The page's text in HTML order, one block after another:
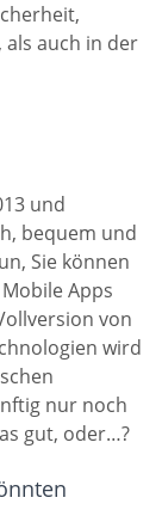
auch in der
und
bequem und
Sie können
Apps
von
wird
nur noch
gut, oder…?